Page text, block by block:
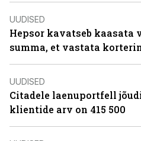
UUDISED
Hepsor kavatseb kaasata
summa, et vastata
UUDISED
Citadele laenuportfell
klientide arv on 415 500